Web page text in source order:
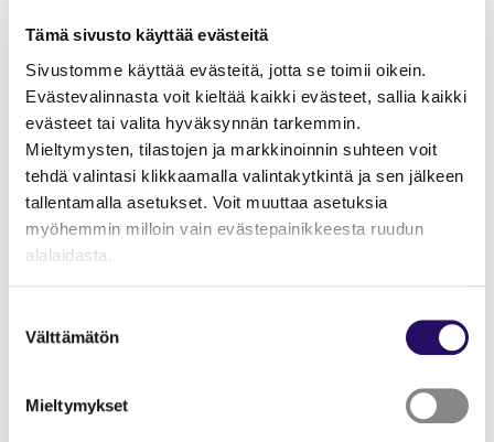
Tämä sivusto käyttää evästeitä
Sivustomme käyttää evästeitä, jotta se toimii oikein.
Evästevalinnasta voit kieltää kaikki evästeet, sallia kaikki
evästeet tai valita hyväksynnän tarkemmin.
Mieltymysten, tilastojen ja markkinoinnin suhteen voit
tehdä valintasi klikkaamalla valintakytkintä ja sen jälkeen
tallentamalla asetukset. Voit muuttaa asetuksia
myöhemmin milloin vain evästepainikkeesta ruudun
alalaidasta.
Lue lisää sivustostamme ja evästeistä
valinta
Välttämätön
Mieltymykset
asumisenkuopio.fiTämä linkki aukeaa uuteen